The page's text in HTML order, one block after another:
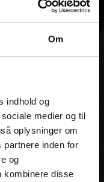
Om
indhold og
medier og til
oplysninger om
partnere inden for
og
kombinere disse